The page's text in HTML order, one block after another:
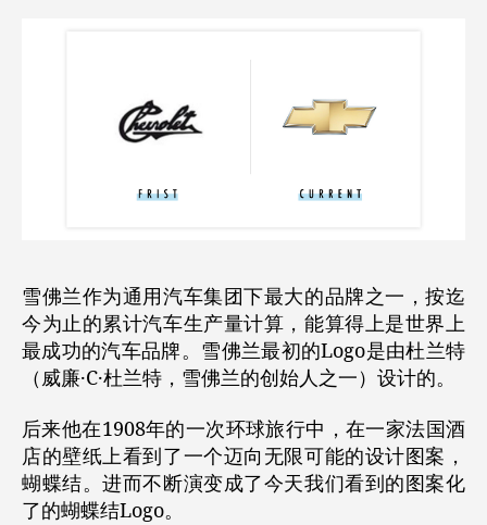
雪佛兰作为通用汽车集团下最大的品牌之一，按迄
今为止的累计汽车生产量计算，能算得上是世界上
最成功的汽车品牌。雪佛兰最初的Logo是由杜兰特
（威廉·C·杜兰特，雪佛兰的创始人之一）设计的。
后来他在1908年的一次环球旅行中，在一家法国酒
店的壁纸上看到了一个迈向无限可能的设计图案，
蝴蝶结。进而不断演变成了今天我们看到的图案化
了的蝴蝶结Logo。